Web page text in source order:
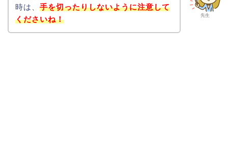
先生
時は、 手を切ったりしないように注意して
くださいね！